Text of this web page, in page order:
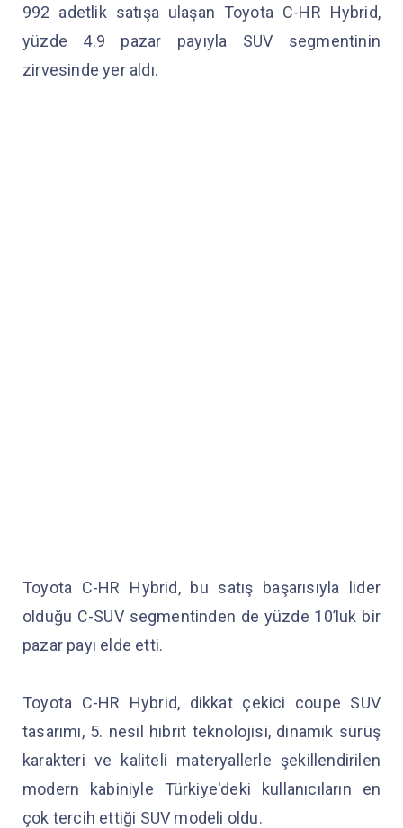
992 adetlik satışa ulaşan Toyota C-HR Hybrid,
yüzde 4.9 pazar payıyla SUV segmentinin
zirvesinde yer aldı.
Toyota C-HR Hybrid, bu satış başarısıyla lider
olduğu C-SUV segmentinden de yüzde 10’luk bir
pazar payı elde etti.
Toyota C-HR Hybrid, dikkat çekici coupe SUV
tasarımı, 5. nesil hibrit teknolojisi, dinamik sürüş
karakteri ve kaliteli materyallerle şekillendirilen
modern kabiniyle Türkiye'deki kullanıcıların en
çok tercih ettiği SUV modeli oldu.